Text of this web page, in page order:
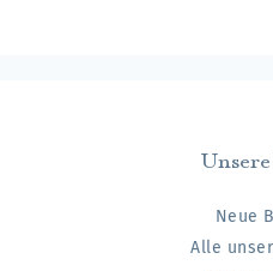
Unsere
Neue
Alle